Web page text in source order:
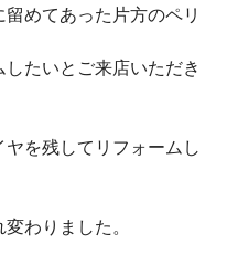
めてあった片方のペリ
たいとご来店いただき
を残してリフォームし
わりました。